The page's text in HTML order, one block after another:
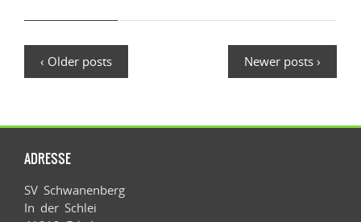
‹ Older posts Newer posts ›
ADRESSE
SV Schwanenberg
In der Schlei